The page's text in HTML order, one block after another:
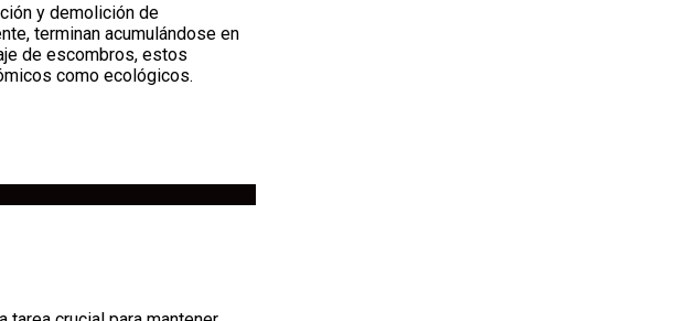
y demolición de
terminan acumulándose en
de escombros, estos
como ecológicos.